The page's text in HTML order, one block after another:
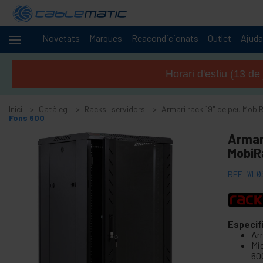
Novetats Marques Reacondicionats Outlet Ajuda
Cables +
servidors
-
Armari rack 10" RackMatic
+
Rack 19" peu MobiRack Consola
Rack 19" peu MobiRack DIY Fons 1200
Horari d'estiu (13
Inici Catàleg Racks i servidors Armari rack 19" de peu
Fons 600
REF: